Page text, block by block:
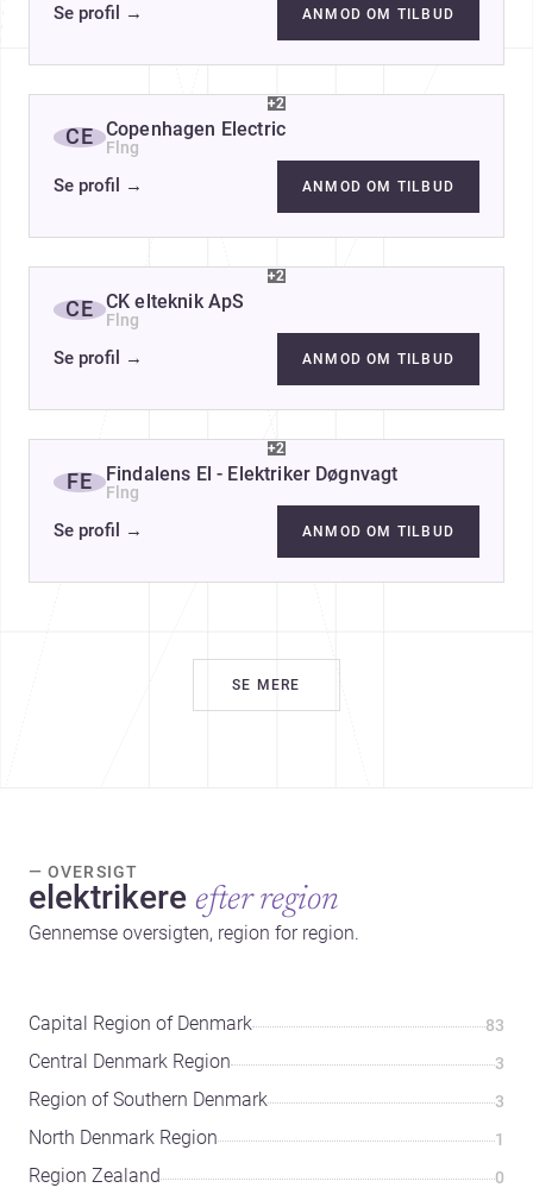
Se profil → ANMOD OM TILBUD
+2
CE Copenhagen Electric
Flng
Se profil → ANMOD OM TILBUD
+2
CE CK elteknik ApS
Flng
Se profil → ANMOD OM TILBUD
+2
FE Findalens El - Elektriker Døgnvagt
Flng
Se profil → ANMOD OM TILBUD
SE MERE
— OVERSIGT
elektrikere efter region
Gennemse oversigten, region for region.
Capital Region of Denmark 83
Central Denmark Region 3
Region of Southern Denmark 3
North Denmark Region 1
Region Zealand 0